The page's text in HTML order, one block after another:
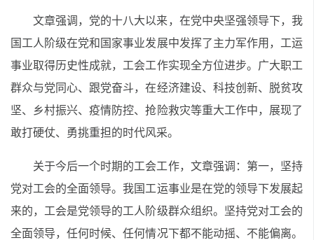
文章强调，党的十八大以来，在党中央坚强领导下，我
国工人阶级在党和国家事业发展中发挥了主力军作用，工运
事业取得历史性成就，工会工作实现全方位进步。广大职工
群众与党同心、跟党奋斗，在经济建设、科技创新、脱贫攻
坚、乡村振兴、疫情防控、抢险救灾等重大工作中，展现了
敢打硬仗、勇挑重担的时代风采。
关于今后一个时期的工会工作，文章强调：第一，坚持
党对工会的全面领导。我国工运事业是在党的领导下发展起
来的，工会是党领导的工人阶级群众组织。坚持党对工会的
全面领导，任何时候、任何情况下都不能动摇、不能偏离。